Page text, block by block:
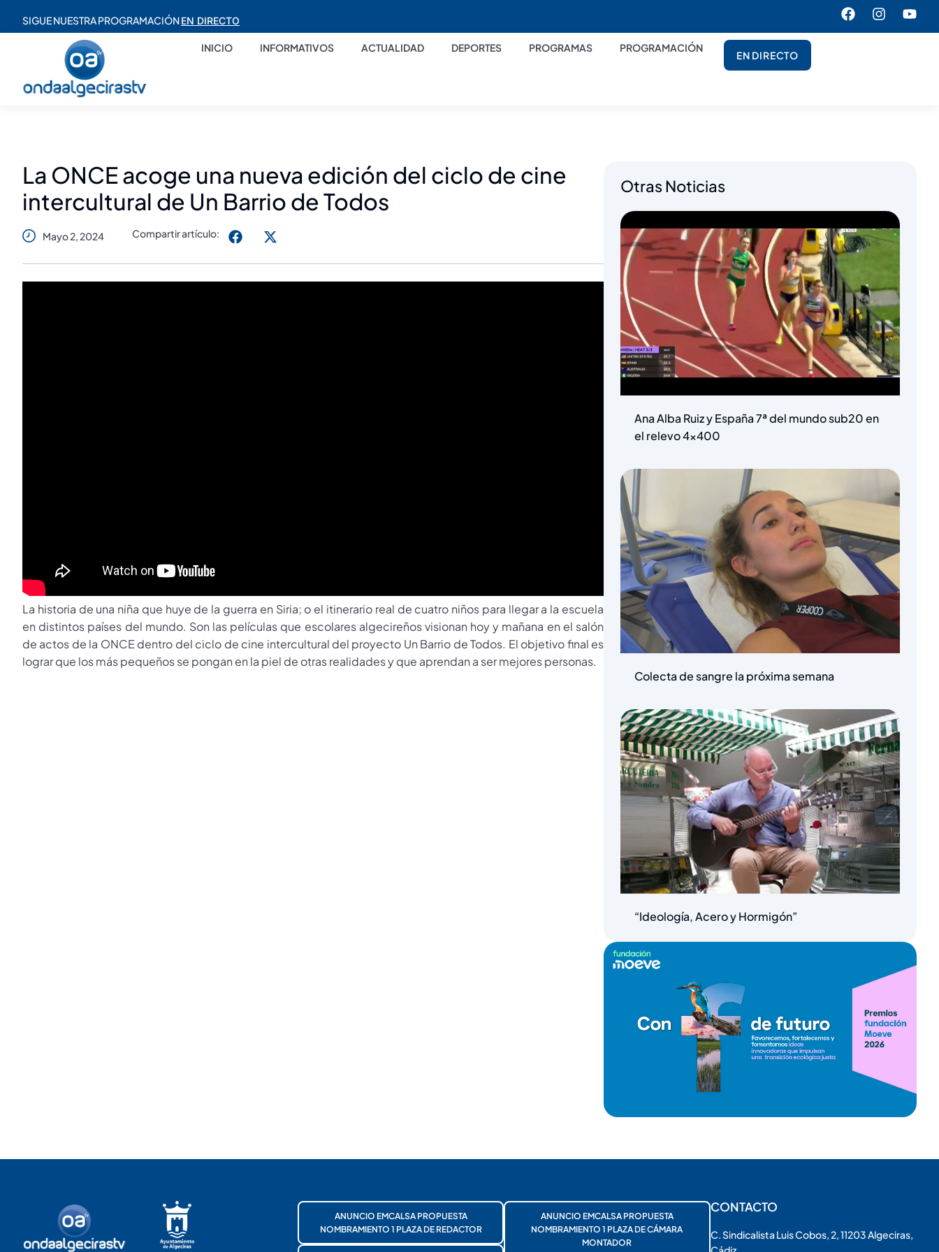
SIGUE NUESTRA PROGRAMACIÓNEN DIRECTO
INICIO INFORMATIVOS ACTUALIDAD DEPORTES PROGRAMAS PROGRAMACIÓN
EN DIRECTO
La ONCE acoge una nueva edición del ciclo de cine
intercultural de Un Barrio de Todos
Mayo 2, 2024 Compartir artículo:
La historia de una niña que huye de la guerra en Siria; o el itinerario real de cuatro niños para llegar a la escuela
en distintos países del mundo. Son las películas que escolares algecireños visionan hoy y mañana en el salón
de actos de la ONCE dentro del ciclo de cine intercultural del proyecto Un Barrio de Todos. El objetivo final es
lograr que los más pequeños se pongan en la piel de otras realidades y que aprendan a ser mejores personas.
Otras Noticias
Ana Alba Ruiz y España 7ª del mundo sub20 en
el relevo 4×400
Colecta de sangre la próxima semana
“Ideología, Acero y Hormigón”
ANUNCIO EMCALSA PROPUESTA
NOMBRAMIENTO 1 PLAZA DE REDACTOR
ANUNCIO EMCALSA PROPUESTA
NOMBRAMIENTO 1 PLAZA DE CÁMARA
MONTADOR
CONTACTO
C. Sindicalista Luis Cobos, 2, 11203 Algeciras,